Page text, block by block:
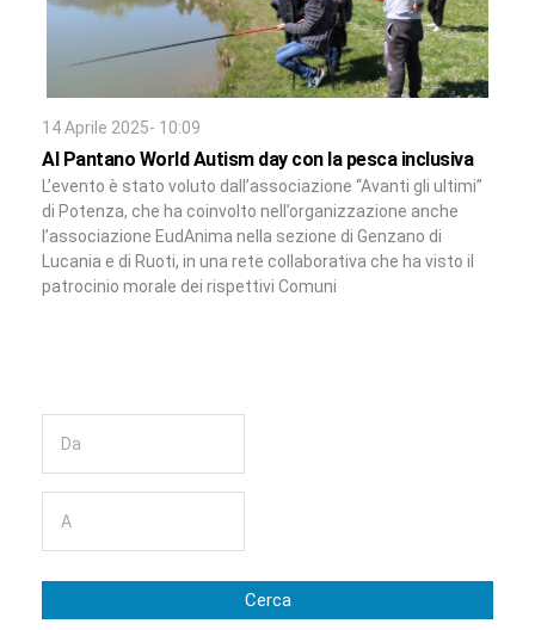
14 Aprile 2025- 10:09
Al Pantano World Autism day con la pesca inclusiva
L’evento è stato voluto dall’associazione “Avanti gli ultimi”
di Potenza, che ha coinvolto nell’organizzazione anche
l’associazione EudAnima nella sezione di Genzano di
Lucania e di Ruoti, in una rete collaborativa che ha visto il
patrocinio morale dei rispettivi Comuni
Cerca